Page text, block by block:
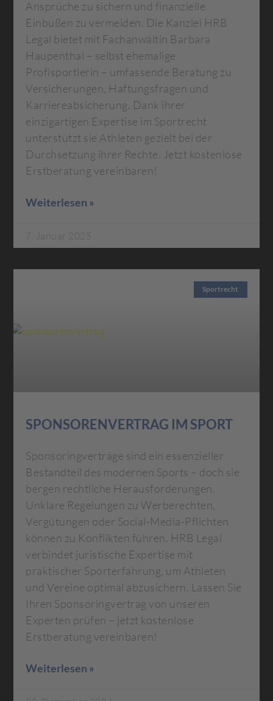
Ansprüche zu sichern und finanzielle
Einbußen zu vermeiden. Die Kanzlei HRB
Legal bietet mit Fachanwältin Barbara
Haupenthal – selbst ehemalige
Profisportlerin – umfassende Beratung zu
Versicherungen, Haftungsfragen und
Karriereabsicherung. Dank ihrer
einzigartigen Expertise im Sportrecht
unterstützt sie Athleten gezielt bei der
Durchsetzung ihrer Rechte. Jetzt kostenlose
Erstberatung vereinbaren!
Weiterlesen »
7. Januar 2025
Sportrecht
SPONSORENVERTRAG IM SPORT
Sponsoringverträge sind ein essenzieller
Bestandteil des modernen Sports – doch sie
bergen rechtliche Herausforderungen.
Unklare Regelungen zu Werberechten,
Vergütungen oder Social-Media-Pflichten
können zu Konflikten führen. HRB Legal
verbindet juristische Expertise mit
praktischer Sporterfahrung, um Athleten
und Vereine optimal abzusichern. Lassen Sie
Ihren Sponsoringvertrag von unseren
Experten prüfen – jetzt kostenlose
Erstberatung vereinbaren!
Weiterlesen »